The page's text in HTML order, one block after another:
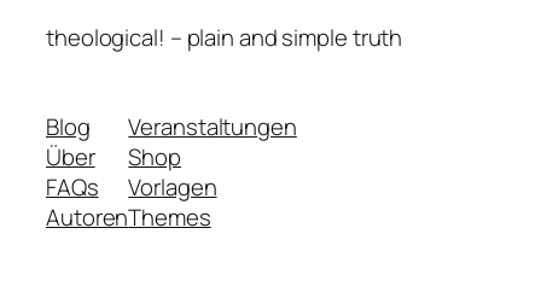
theological! – plain and simple truth
Blog
Über
FAQs
Autoren
Veranstaltungen
Shop
Vorlagen
Themes